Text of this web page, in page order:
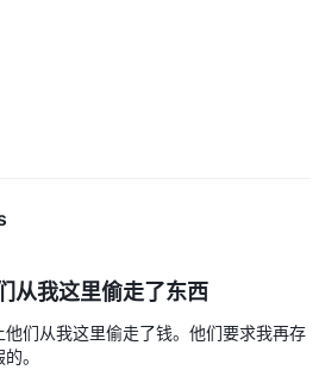
从我这里偷走了东西
们从我这里偷走了钱。他们要求我再存
。